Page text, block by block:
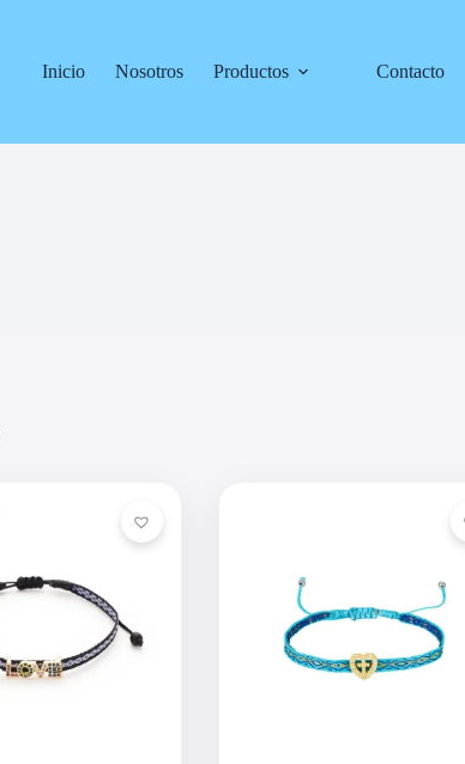
Inicio Nosotros Productos Contacto